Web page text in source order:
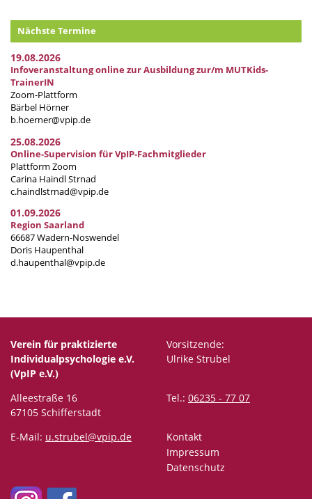
Nächste Termine
19.08.2026
Infoveranstaltung online zur Ausbildung zur/m MUTKids-
TrainerIN
Zoom-Plattform
Bärbel Hörner
b.hoerner@vpip.de
25.08.2026
Online-Supervision für VpIP-Fachmitglieder
Plattform Zoom
Carina Haindl Strnad
c.haindlstrnad@vpip.de
01.09.2026
Region Saarland
66687 Wadern-Noswendel
Doris Haupenthal
d.haupenthal@vpip.de
Verein für praktizierte
Individualpsychologie e.V.
(VpIP e.V.)
Vorsitzende:
Ulrike Strubel
Alleestraße 16
67105 Schifferstadt
Tel.: 06235 - 77 07
E-Mail: u.strubel@vpip.de
Kontakt
Impressum
Datenschutz